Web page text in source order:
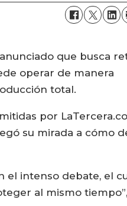
que busca
operar de manera
total.
por
su mirada a cómo
el intenso debate, el
al mismo tiempo”,